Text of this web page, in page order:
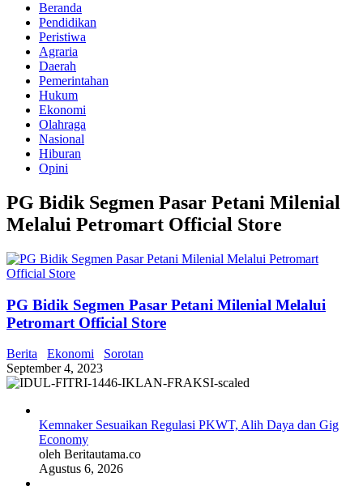
Beranda
Pendidikan
Peristiwa
Agraria
Daerah
Pemerintahan
Hukum
Ekonomi
Olahraga
Nasional
Hiburan
Opini
PG Bidik Segmen Pasar Petani Milenial
Melalui Petromart Official Store
PG Bidik Segmen Pasar Petani Milenial Melalui
Petromart Official Store
Berita Ekonomi
Sorotan
September 4, 2023
Kemnaker Sesuaikan Regulasi PKWT, Alih Daya dan Gig
Economy
oleh Beritautama.co
Agustus 6, 2026